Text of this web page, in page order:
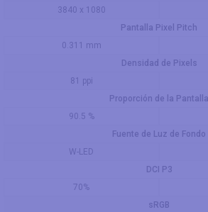
3840 x 1080
Pantalla Pixel Pitch
0.311 mm
Densidad de Pixels
81 ppi
Proporción de la Pantalla
90.5 %
Fuente de Luz de Fondo
W-LED
DCI P3
70%
sRGB